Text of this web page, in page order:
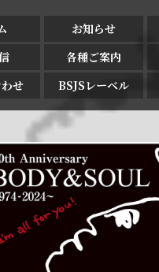
お知らせ
各種ご案内
せ
BSJSレーベル